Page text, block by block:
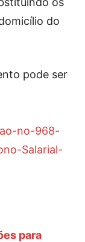
do
pode ser
no-968-
Salarial-
para